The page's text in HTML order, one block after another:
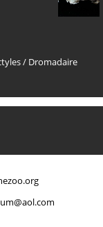
/ Dromadaire